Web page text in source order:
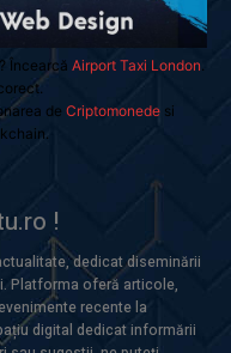
Încearcă Airport Taxi London
de Criptomonedesi
!
dedicat diseminării
Platforma oferă articole,
recente la
digital dedicat informării